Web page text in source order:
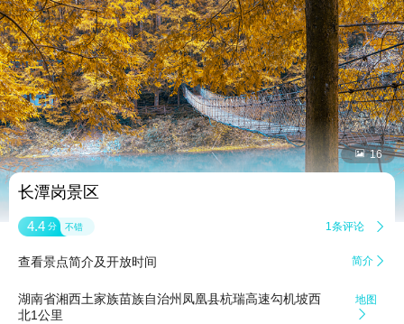
 16
长潭岗景区
4.4 分 不错 1条评论 
查看景点简介及开放时间 简介 
湖南省湘西土家族苗族自治州凤凰县杭瑞高速勾机坡西
北1公里
地图

